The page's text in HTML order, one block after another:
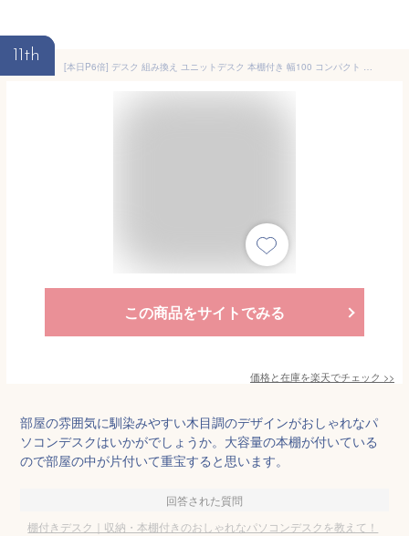
11th
[本日P6倍] デスク 組み換え ユニットデスク 本棚付き 幅100 コンパクト 机 シェルフ 付きデスク 書斎机 パソコンデスク 棚付き オフィスデスク 薄型デスク ワークデスク
この商品をサイトでみる
価格と在庫を楽天でチェック >>
部屋の雰囲気に馴染みやすい木目調のデザインがおしゃれなパ
ソコンデスクはいかがでしょうか。大容量の本棚が付いている
ので部屋の中が片付いて重宝すると思います。
回答された質問
棚付きデスク｜収納・本棚付きのおしゃれなパソコンデスクを教えて！